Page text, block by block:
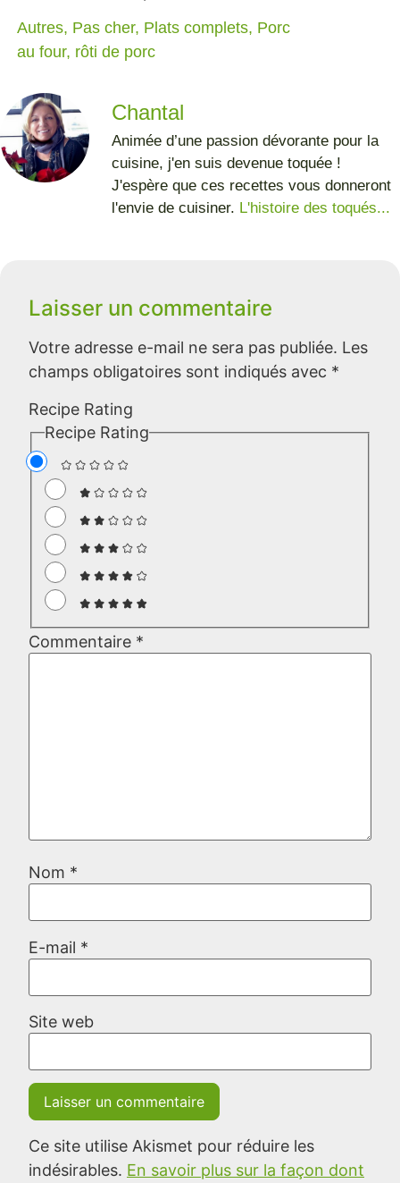
Autres, Pas cher, Plats complets, Porc
au four, rôti de porc
Chantal
Animée d’une passion dévorante pour la
cuisine, j'en suis devenue toquée !
J'espère que ces recettes vous donneront
l'envie de cuisiner. L'histoire des toqués...
Laisser un commentaire
Votre adresse e-mail ne sera pas publiée. Les
champs obligatoires sont indiqués avec *
Recipe Rating
Recipe Rating
Commentaire *
Nom *
E-mail *
Site web
Ce site utilise Akismet pour réduire les
indésirables. En savoir plus sur la façon dont